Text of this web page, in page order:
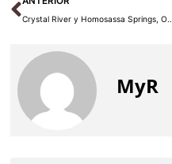
Crystal River y Homosassa
MyR